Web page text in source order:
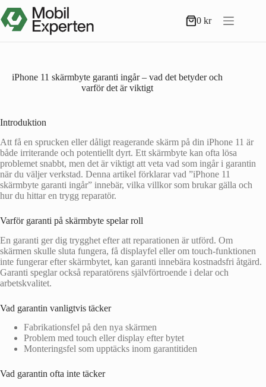
till
innehåll
Varukorg
0kr
iPhone 11 skärmbyte garanti ingår – vad det betyder och
varför det är viktigt
Introduktion
Att få en sprucken eller dåligt reagerande skärm på din iPhone 11 är
både irriterande och potentiellt dyrt. Ett skärmbyte kan ofta lösa
problemet snabbt, men det är viktigt att veta vad som ingår i garantin
när du väljer verkstad. Denna artikel förklarar vad ”iPhone 11
skärmbyte garanti ingår” innebär, vilka villkor som brukar gälla och
hur du hittar en trygg reparatör.
Varför garanti på skärmbyte spelar roll
En garanti ger dig trygghet efter att reparationen är utförd. Om
skärmen skulle sluta fungera, få displayfel eller om touch-funktionen
inte fungerar efter skärmbytet, kan garanti innebära kostnadsfri åtgärd.
Garanti speglar också reparatörens självförtroende i delar och
arbetskvalitet.
Vad garantin vanligtvis täcker
Fabrikationsfel på den nya skärmen
Problem med touch eller display efter bytet
Monteringsfel som upptäcks inom garantitiden
Vad garantin ofta inte täcker